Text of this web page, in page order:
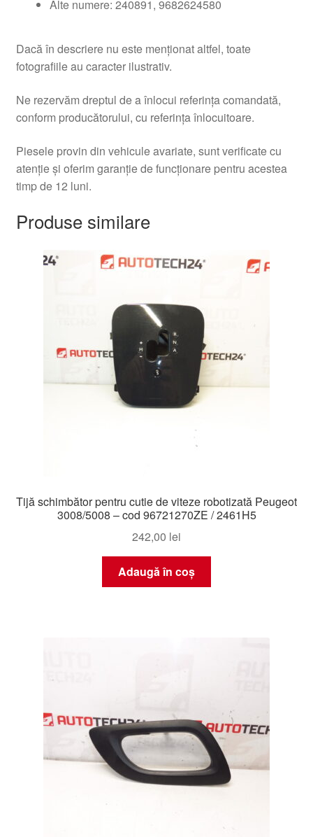
Alte numere: 240891, 9682624580
Dacă în descriere nu este menționat altfel, toate
fotografiile au caracter ilustrativ.
Ne rezervăm dreptul de a înlocui referința comandată,
conform producătorului, cu referința înlocuitoare.
Piesele provin din vehicule avariate, sunt verificate cu
atenție și oferim garanție de funcționare pentru acestea
timp de 12 luni.
Produse similare
Tijă schimbător pentru cutie de viteze robotizată Peugeot
3008/5008 – cod 96721270ZE / 2461H5
242,00 lei
Adaugă în coș